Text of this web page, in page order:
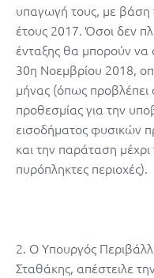
υπαγωγή τους, με βάση
έτους 2017. Όσοι δεν
ένταξης θα μπορούν να
30η Νοεμβρίου 2018,
μήνας (όπως προβλέπει
προθεσμίας για την
εισοδήματος φυσικών
και την παράταση
πυρόπληκτες περιοχές).
2. Ο Υπουργός
Σταθάκης, απέστειλε